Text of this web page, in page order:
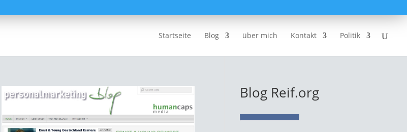
Startseite Blog über mich Kontakt Politik
Blog Reif.org